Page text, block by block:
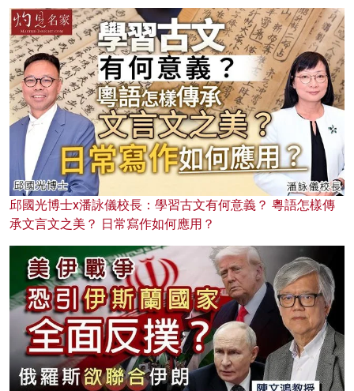
邱國光博士x潘詠儀校長：學習古文有何意義？ 粵語怎樣傳
承文言文之美？ 日常寫作如何應用？